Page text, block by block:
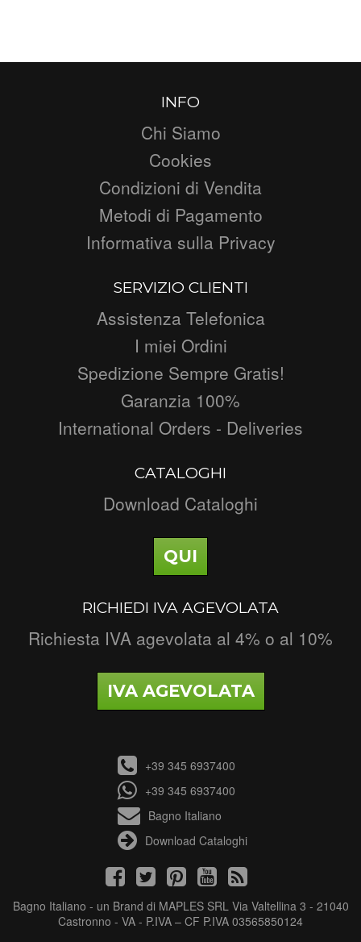
INFO
Chi Siamo
Cookies
Condizioni di Vendita
Metodi di Pagamento
Informativa sulla Privacy
SERVIZIO CLIENTI
Assistenza Telefonica
I miei Ordini
Spedizione Sempre Gratis!
Garanzia 100%
International Orders - Deliveries
CATALOGHI
Download Cataloghi
QUI
RICHIEDI IVA AGEVOLATA
Richiesta IVA agevolata al 4% o al 10%
IVA AGEVOLATA
+39 345 6937400
+39 345 6937400
Bagno Italiano
Download Cataloghi
Bagno Italiano - un Brand di MAPLES SRL Via Valtellina 3 - 21040
Castronno - VA - P.IVA – CF P.IVA 03565850124